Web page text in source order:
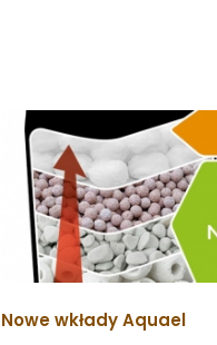
Nowe wkłady Aquael